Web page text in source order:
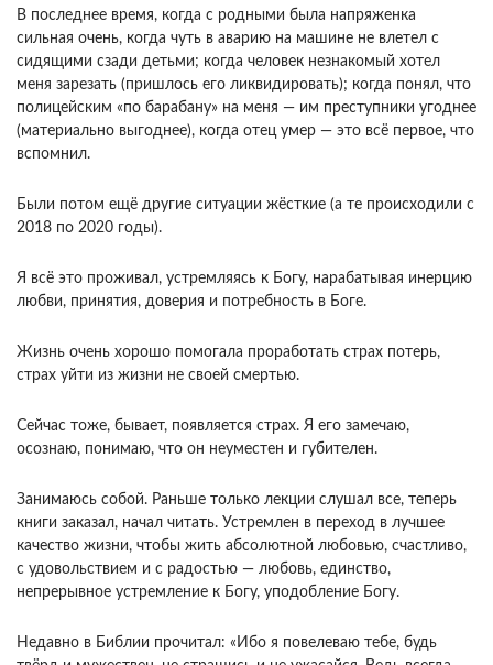
В последнее время, когда с родными была напряженка
сильная очень, когда чуть в аварию на машине не влетел с
сидящими сзади детьми; когда человек незнакомый хотел
меня зарезать (пришлось его ликвидировать); когда понял, что
полицейским «по барабану» на меня — им преступники угоднее
(материально выгоднее), когда отец умер — это всё первое, что
вспомнил.
Были потом ещё другие ситуации жёсткие (а те происходили с
2018 по 2020 годы).
Я всё это проживал, устремляясь к Богу, нарабатывая инерцию
любви, принятия, доверия и потребность в Боге.
Жизнь очень хорошо помогала проработать страх потерь,
страх уйти из жизни не своей смертью.
Сейчас тоже, бывает, появляется страх. Я его замечаю,
осознаю, понимаю, что он неуместен и губителен.
Занимаюсь собой. Раньше только лекции слушал все, теперь
книги заказал, начал читать. Устремлен в переход в лучшее
качество жизни, чтобы жить абсолютной любовью, счастливо,
с удовольствием и с радостью — любовь, единство,
непрерывное устремление к Богу, уподобление Богу.
Недавно в Библии прочитал: «Ибо я повелеваю тебе, будь